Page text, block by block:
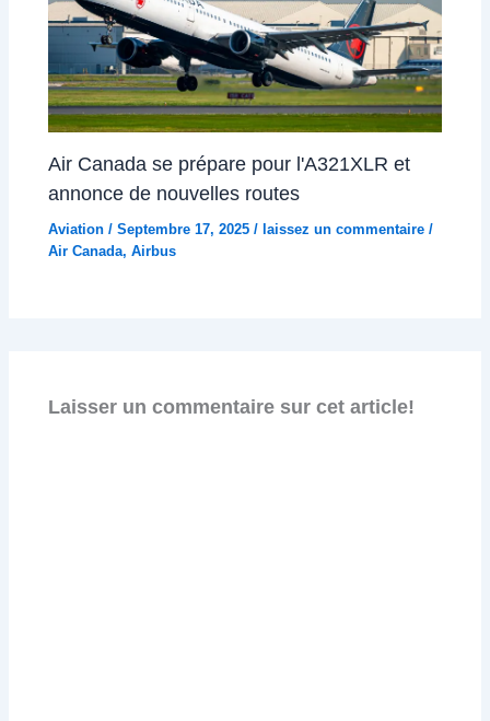
Air Canada se prépare pour l'A321XLR et
annonce de nouvelles routes
Aviation /Septembre 17, 2025/ laissez un commentaire /
Air Canada,Airbus
Laisser un commentaire sur cet article!